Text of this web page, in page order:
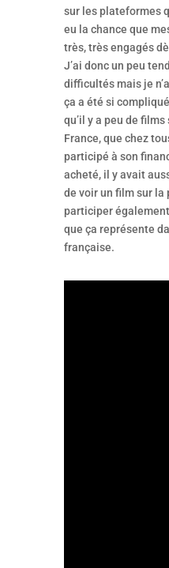
sur les plateformes
eu la chance que
très, très engagés
J’ai donc un peu
difficultés mais je
ça a été si
qu’il y a peu de
France, que chez
participé à son
acheté, il y avait
de voir un film sur la
participer
que ça représente
française.